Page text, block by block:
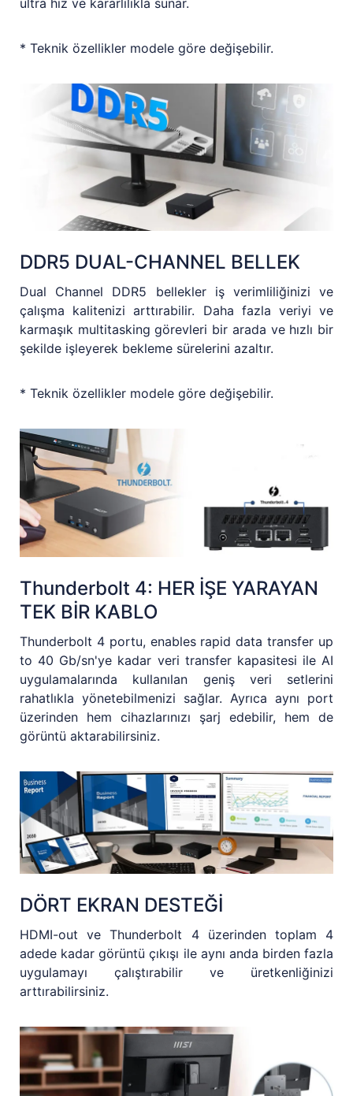
* Teknik özellikler modele göre değişebilir.
DDR5 DUAL-CHANNEL BELLEK
Dual Channel DDR5 bellekler iş verimliliğinizi ve
çalışma kalitenizi arttırabilir. Daha fazla veriyi ve
karmaşık multitasking görevleri bir arada ve hızlı bir
şekilde işleyerek bekleme sürelerini azaltır.
* Teknik özellikler modele göre değişebilir.
Thunderbolt 4: HER İŞE YARAYAN
TEK BİR KABLO
Thunderbolt 4 portu, enables rapid data transfer up
to 40 Gb/sn'ye kadar veri transfer kapasitesi ile AI
uygulamalarında kullanılan geniş veri setlerini
rahatlıkla yönetebilmenizi sağlar. Ayrıca aynı port
üzerinden hem cihazlarınızı şarj edebilir, hem de
görüntü aktarabilirsiniz.
DÖRT EKRAN DESTEĞİ
HDMI-out ve Thunderbolt 4 üzerinden toplam 4
adede kadar görüntü çıkışı ile aynı anda birden fazla
uygulamayı çalıştırabilir ve üretkenliğinizi
arttırabilirsiniz.